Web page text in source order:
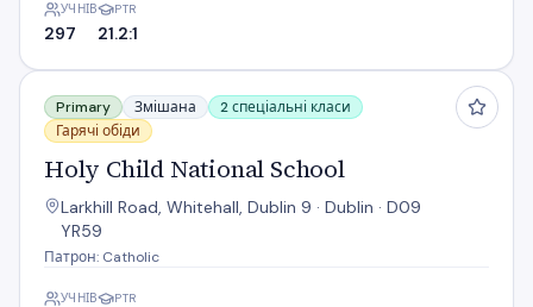
УЧНІВ
297
PTR
21.2:1
Holy Child National School
Primary Змішана
2 спеціальні класи
Гарячі обіди
Holy Child National School
Larkhill Road, Whitehall, Dublin 9 · Dublin · D09
YR59
Патрон: Catholic
УЧНІВ PTR